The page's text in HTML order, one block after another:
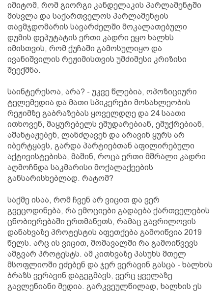
იმიტომ, რომ გიორგი კანდელაკის პარლამენტში
მისვლა და საქართველოს პარლამენტის
თავმჯდომარის სავარძელში მოკალათებული
დუმის დეპუტატის ერთი კადრი ეყო ხალხს
იმისთვის, რომ ქუჩაში გამოსულიყო და
ივანიშვილის რეჟიმისთვის უმძიმესი კრიზისი
შეექმნა.
საინტერესოა, არა? - უკვე წლებია, ოპოზიციური
ტელემედია და მათი სპიკერები მოსახლეობის
რეჟიმზე გაბრაზებას ყოველდღე და 24 საათი
ითხოვენ, მაყურებელს ემუდარებიან, ემუქრებიან,
აშანტაჟებენ, ლანძღავენ და არავინ ყურს არ
იბერტყავს, გარდა პარტიებთან აფილირებული
აქტივისტებისა, მაშინ, როცა ერთი მშრალი კადრი
აღმოჩნდა საკმარისი მოქალაქეების
განსარისხებლად. რატომ?
საქმე ისაა, რომ ჩვენ არ ვიცით და ვერ
გვეცოდინება, რა ემოციები გადაება ქართველების
ცნობიერებაში ერთმანეთს, რამაც გავრილოვის
დანახვაზე პროტესტის აფეთქება გამოიწვია 2019
წელს. არც ის ვიცით, მომავალში რა გამოიწვევს
ამგვარ პროტესტს. ამ კითხვაზე პასუხს მთელ
მსოფლიოში ეძებენ და ჯერ ვერავინ გასცა - ხალხის
ბრაზს ვერავინ დაგეგმავს, ვერც ყველაზე
გავლენიანი მედია. გარკვეულწილად, ხალხის ეს